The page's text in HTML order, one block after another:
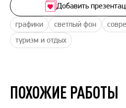
графики светлый фон
туризм и отдых
Добавить
ПОХОЖИЕ РАБОТЫ